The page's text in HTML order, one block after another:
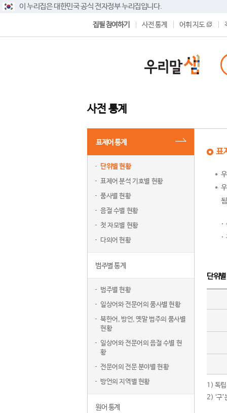
이 누리집은 대한민국 공식 전자정부 누리집입니다.
집필 참여하기 사전 통계 어휘 지도
사전 통계
표제어 통계
단위별 현황
표제어 분석 기호별 현황
품사별 현황
음절 수별 현황
첫 자모별 현황
다의어 현황
범주별 통계
범주별 현황
일상어와 전문어의 품사별 현황
북한어, 방언, 옛말 범주의 품사별
현황
일상어와 전문어의 음절 수별 현
황
전문어의 전문 분야별 현황
방언의 지역별 현황
원어 통계
표
단위
1) 독립
2) ‘구